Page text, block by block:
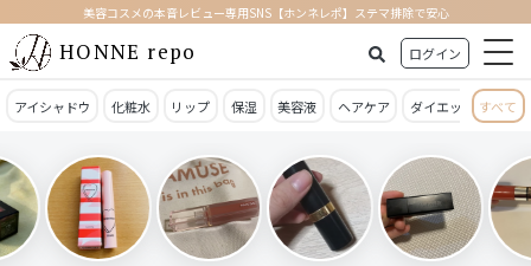
美容コスメの本音レビュー専用SNS【ホンネレポ】ステマ排除で安心
HONNE repo ログイン
アイシャドウ 化粧水 リップ 保湿 美容液 ヘアケア ダイエット 日焼
すべて